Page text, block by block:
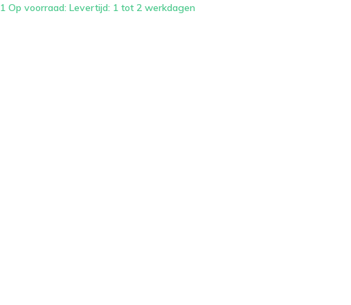
1 Op voorraad: Levertijd: 1 tot 2 werkdagen